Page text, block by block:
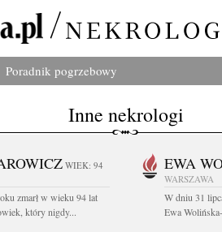
Poradnik pogrzebowy
Inne nekrologi
WIEK: 94
zmarł w wieku 94 lat
który nigdy...
EWA
WARSZAWA
W dniu 31
Ewa